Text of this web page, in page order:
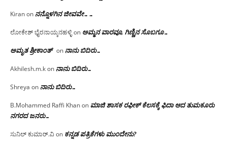
Kiranon ನನ್ನೊಳಗಿನ ಜೀವವೇ……
ಲೋಕೇಶ್ ಭೈರನಾಯ್ಕನಹಳ್ಳಿon ಅಮ್ಮನ ವಾರವೂ, ಗಿಣ್ಣಿನ ಸೊಬಗೂ…
ಅಮೃತ ಶ್ರೀಕಾಂತ್ on ನಾನು ಬಿದಿರು…
Akhilesh.m.kon ನಾನು ಬಿದಿರು…
Shreya on ನಾನು ಬಿದಿರು…
B.Mohammed Raffi Khanon ಮಾಜಿ ಶಾಸಕ ರಫೀಕ್ ಕೆಲಸಕ್ಕೆ ಫಿದಾ ಆದ ತುಮಕೂರು
ನಗರದ ಜನರು…
ಸುನಿಲ್ ಕುಮಾರ್.ವಿon ಕನ್ನಡ ಪತ್ರಿಕೆಗಳು ಮುಂದೇನು?